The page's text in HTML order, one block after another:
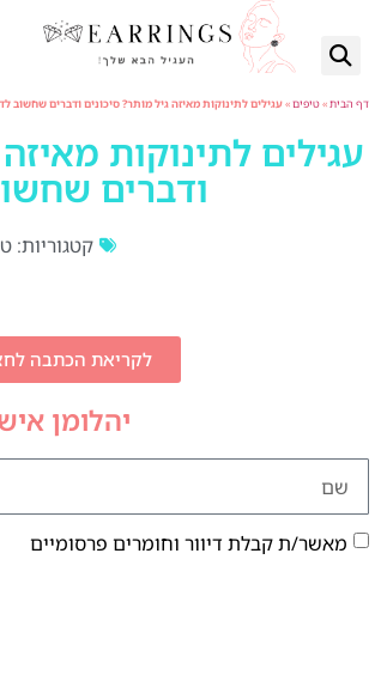
דף הבית»טיפים»עגילים לתינוקות מאיזה גיל מותר? סיכונים ודברים שחשוב
עגילים לתינוקות
ודברים
קטגוריות:
לקריאת הכתבה
יהלומן
מאשר/ת קבלת דיוור וחומרים פרסומיים